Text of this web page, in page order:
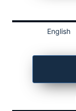
English